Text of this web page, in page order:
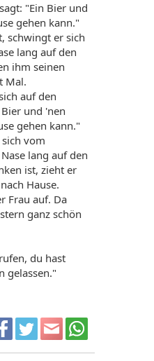
"Ein Bier und
gehen kann."
schwingt er sich
lang auf den
ihm seinen
Mal.
auf den
und 'nen
gehen kann."
vom
lang auf den
ist, zieht er
Hause.
Frau auf. Da
ganz schön
du hast
gelassen."